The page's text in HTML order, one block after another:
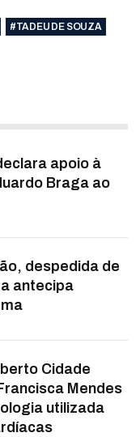
#TADEU DE SOUZA
apoio à
Braga ao
despedida de
antecipa
Cidade
Mendes
utilizada